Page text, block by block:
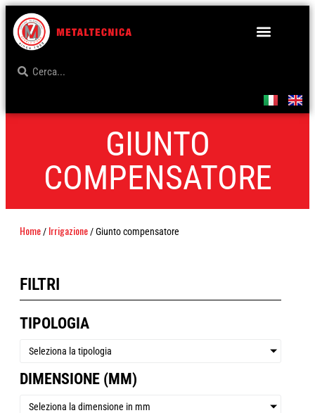
GIUNTO
COMPENSATORE
Home / Irrigazione / Giunto compensatore
FILTRI
TIPOLOGIA
Seleziona la tipologia
DIMENSIONE (MM)
Seleziona la dimensione in mm